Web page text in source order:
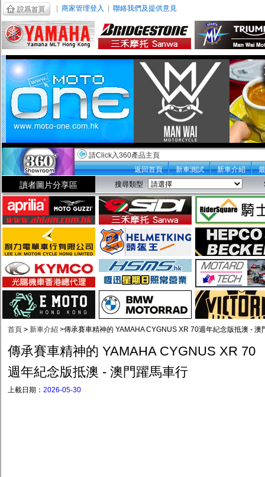
商家管理登入 聯絡我們及提供意見
請Click入360產品主頁
返回首頁
新車測試 新車介紹
讀者圖片分享區 搜尋類型
首頁 > 新車介紹 >傳承賽車精神的 YAMAHA CYGNUS XR 70週年紀念版抵澳 - 澳
傳承賽車精神的 YAMAHA CYGNUS XR 70
週年紀念版抵澳 - 澳門躍馬車行
上載日期： 2026-05-30